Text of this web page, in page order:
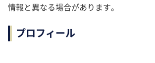
情報と異なる場合があります。
プロフィール